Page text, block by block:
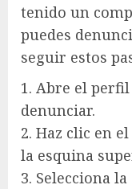
tenido un
puedes
seguir estos
1. Abre el perfil
denunciar.
2. Haz clic en
la esquina
3. Selecciona